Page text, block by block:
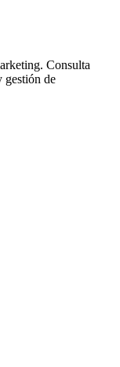
Consulta
gestión de